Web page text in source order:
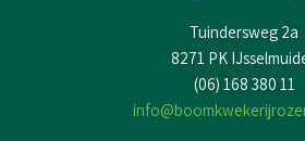
Tuindersweg 2a
8271 PK
(06) 168 380 11